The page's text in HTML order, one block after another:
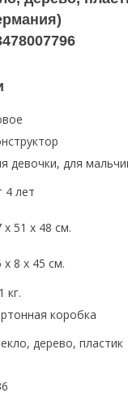
девочки, для
4 лет
х 51 х 48 см.
х 8 х 45 см.
кг.
коробка
дерево, пластик